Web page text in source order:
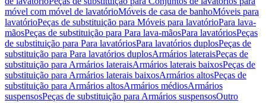
móvel com móvel de lavatórioMóveis de casa de banhoMóveis para
lavatórioPeças de substituição para Móveis para lavatórioPara lava-
mãosPeças de substituição para Para lava-mãosPara lavatóriosPeças
de substituição para Para lavatóriosPara lavatórios duplosPeças de
substituição para Para lavatórios duplosArmários lateraisPeças de
substituição para Armários lateraisArmários laterais baixosPeças de
substituição para Armários laterais baixosArmários altosPeças de
substituição para Armários altosArmários médiosArmários
suspensosPeças de substituição para Armários suspensosOutro